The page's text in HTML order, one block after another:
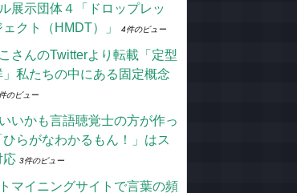
展示団体４「ドロップレッ
ェクト（HMDT）」
4件のビュー
さんのTwitterより転載「定型
私たちの中にある固定概念
のビュー
いかも言語聴覚士の方が作っ
らがなわかるもん！」はス
応 3件のビュー
マイニングサイトで言葉の頻